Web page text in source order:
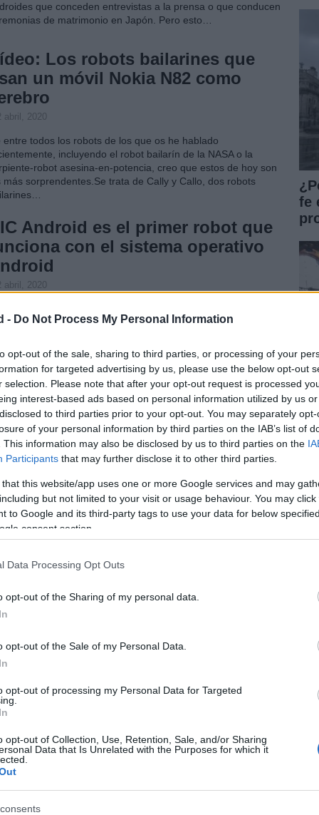
- Do Not Process My Personal Information
opt-out of the sale, sharing to third parties, or processing of your
for targeted advertising by us, please use the below opt-out
selection. Please note that after your opt-out request is processed
interest-based ads based on personal information utilized by us
to third parties prior to your opt-out. You may separately
of your personal information by third parties on the IAB’s list of
This information may also be disclosed by us to third parties on the
Participants that may further disclose it to other third parties.
that this website/app uses one or more Google services and may
but not limited to your visit or usage behaviour. You may
to Google and its third-party tags to use your data for below
consent section.
Data Processing Opt Outs
opt-out of the Sharing of my personal data.
opt-out of the Sale of my Personal Data.
opt-out of processing my Personal Data for Targeted
opt-out of Collection, Use, Retention, Sale, and/or Sharing
Data that Is Unrelated with the Purposes for which it
que conceden entrevistas a la prensa o que conducen
de matrimonio en Japón. Pero esto…
Los robots bailarines que
un móvil Nokia N82 como
abril, 2020
entre todos los robots de los que os he hablado
incluyendo el robot bailarín de la NASA o la
robot asesina-en-potencia, creo que estos de hoy son
más sorprendentes.Se trata de Cally y Callo, dos robots
Android es el primer robot que
con el sistema operativo
abril, 2020
Android y, por supuesto, tiene la forma de la mascota
de haberos hablado sobre…
El KinectBot, un robot que
su entorno en 3D
abril, 2020
día os hablé del robot Palro, que utiliza una cámara de
para analizar su entorno y moverse de un sitio a otro. Sin
un análisis tridimensional…
Chess Terminator, el robot
que juega ajedrez
abril, 2020
ver están más enfocados en realizar tareas físicas
que en hacer uso de un gran poder de
Land Crawler eXtreme, un
robótico de locomoción
abril, 2020
la invasión de los robots. A principios de esta semana os
del Chess Terminator que juega ajedrez. Y la semana
descubrimos el KinectBot, que realiza un análisis
de su entorno para moverse entre obstáculos.Y
llega…
fe